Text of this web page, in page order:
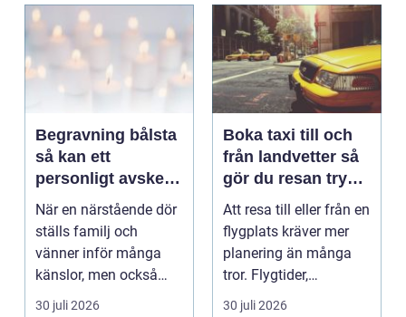
Begravning bålsta
så kan ett
personligt avsked
formas
När en närstående dör
ställs familj och
vänner inför många
känslor, men också
praktiska beslut. En b...
30 juli 2026
Boka taxi till och
från landvetter så
gör du resan trygg
och smidig
Att resa till eller från en
flygplats kräver mer
planering än många
tror. Flygtider,
packning, säker...
30 juli 2026